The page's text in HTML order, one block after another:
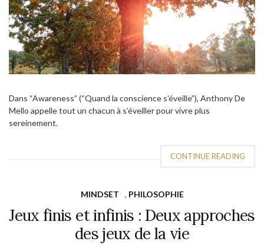
Dans “Awareness” (“Quand la conscience s’éveille”), Anthony De
Mello appelle tout un chacun à s’éveiller pour vivre plus
sereinement.
CONTINUE READING
MINDSET , PHILOSOPHIE
Jeux finis et infinis : Deux approches
des jeux de la vie